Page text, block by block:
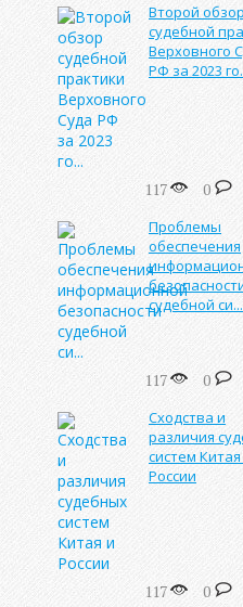
Второй обзор
судебной
Верховного
РФ за 2023
117 0
Проблемы
обеспечения
судебной си...
117 0
Сходства и
различия
систем Китая
России
117 0